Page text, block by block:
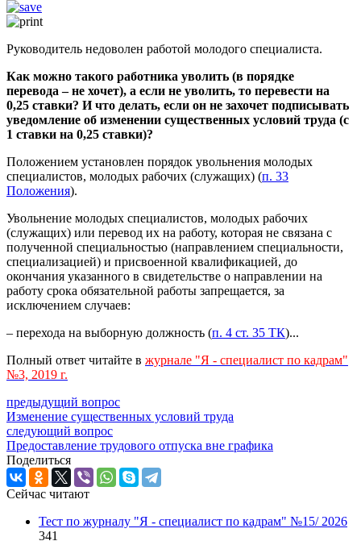
Руководитель недоволен работой молодого специалиста.
Как можно такого работника уволить (в порядке
перевода – не хочет), а если не уволить, то перевести на
0,25 ставки? И что делать, если он не захочет подписывать
уведомление об изменении существенных условий труда (с
1 ставки на 0,25 ставки)?
Положением установлен порядок увольнения молодых
специалистов, молодых рабочих (служащих) (п. 33
Положения).
Увольнение молодых специалистов, молодых рабочих
(служащих) или перевод их на работу, которая не связана с
полученной специальностью (направлением специальности,
специализацией) и присвоенной квалификацией, до
окончания указанного в свидетельстве о направлении на
работу срока обязательной работы запрещается, за
исключением случаев:
– перехода на выборную должность (п. 4 ст. 35 ТК)...
Полный ответ читайте в журнале "Я - специалист по кадрам"
№3, 2019 г.
предыдущий вопрос
Изменение существенных условий труда
следующий вопрос
Предоставление трудового отпуска вне графика
Поделиться
Сейчас читают
Тест по журналу "Я - специалист по кадрам" №15/ 2026
341